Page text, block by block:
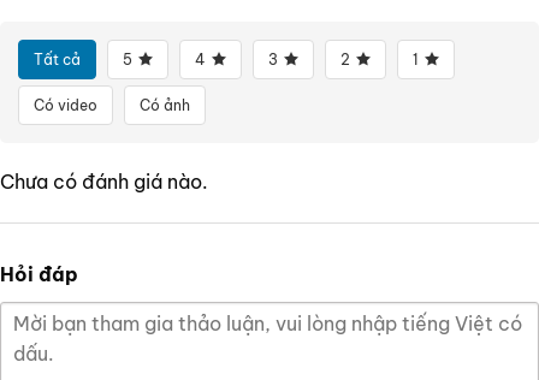
Tất cả 5 4 3 2 1
Có video Có ảnh
Chưa có đánh giá nào.
Hỏi đáp